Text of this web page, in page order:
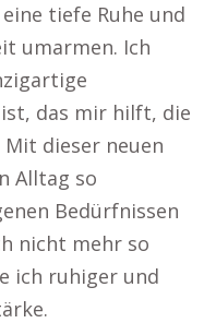
tiefe Ruhe und
umarmen. Ich
das mir hilft, die
dieser neuen
Alltag so
Bedürfnissen
nicht mehr so
ich ruhiger und